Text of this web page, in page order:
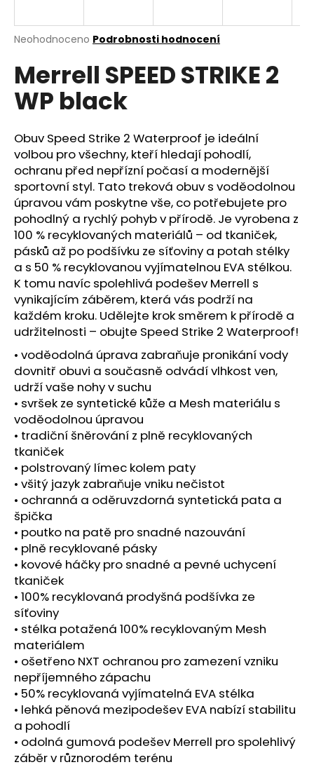
Průměrné
produktu
je
0,0
z
hvězdiček.
Neohodnoceno Podrobnosti hodnocení
Merrell SPEED STRIKE 2
WP black
Obuv Speed Strike 2 Waterproof je ideální
volbou pro všechny, kteří hledají pohodlí,
ochranu před nepřízní počasí a modernější
sportovní styl. Tato treková obuv s voděodolnou
úpravou vám poskytne vše, co potřebujete pro
pohodlný a rychlý pohyb v přírodě. Je vyrobena z
100 % recyklovaných materiálů – od tkaniček,
pásků až po podšívku ze síťoviny a potah stélky
a s 50 % recyklovanou vyjímatelnou EVA stélkou.
K tomu navíc spolehlivá podešev Merrell s
vynikajícím záběrem, která vás podrží na
každém kroku. Udělejte krok směrem k přírodě a
udržitelnosti – obujte Speed Strike 2 Waterproof!
• voděodolná úprava zabraňuje pronikání vody
dovnitř obuvi a současně odvádí vlhkost ven,
udrží vaše nohy v suchu
• svršek ze syntetické kůže a Mesh materiálu s
voděodolnou úpravou
• tradiční šněrování z plně recyklovaných
tkaniček
• polstrovaný límec kolem paty
• všitý jazyk zabraňuje vniku nečistot
• ochranná a oděruvzdorná syntetická pata a
špička
• poutko na patě pro snadné nazouvání
• plně recyklované pásky
• kovové háčky pro snadné a pevné uchycení
tkaniček
• 100% recyklovaná prodyšná podšívka ze
síťoviny
• stélka potažená 100% recyklovaným Mesh
materiálem
• ošetřeno NXT ochranou pro zamezení vzniku
nepříjemného zápachu
• 50% recyklovaná vyjímatelná EVA stélka
• lehká pěnová mezipodešev EVA nabízí stabilitu
a pohodlí
• odolná gumová podešev Merrell pro spolehlivý
záběr v různorodém terénu
j
t
?
HLEDAT
D
o
p
o
r
u
č
u
e
m
e
BOTY
CRAFT
XPLOR
PRO
MATRYX
ŠEDÁ
4
399
Kč